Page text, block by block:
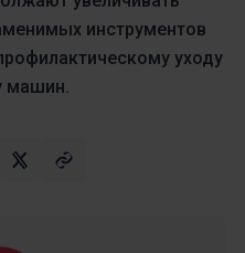
инструментов
уходу
машин.